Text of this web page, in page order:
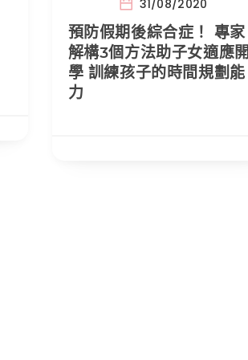
31/08/2020
預防假期後綜合症！ 專家
解構3個方法助子女適應開
學 訓練孩子的時間規劃能
力